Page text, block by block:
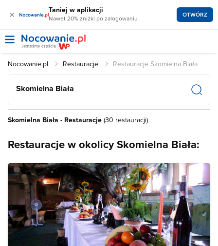
× Taniej w aplikacji
Nawet 20% zniżki po zalogowaniu OTWÓRZ
Nocowanie.pl Restauracje Restauracje Skomielna Biała
Skomielna Biała
Skomielna Biała - Restauracje (30 restauracji)
Restauracje w okolicy Skomielna Biała: